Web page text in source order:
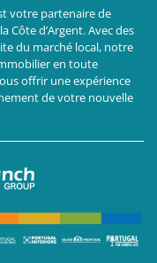
votre partenaire de
Côte d’Argent. Avec des
du marché local, notre
en toute
offrir une expérience
de votre nouvelle